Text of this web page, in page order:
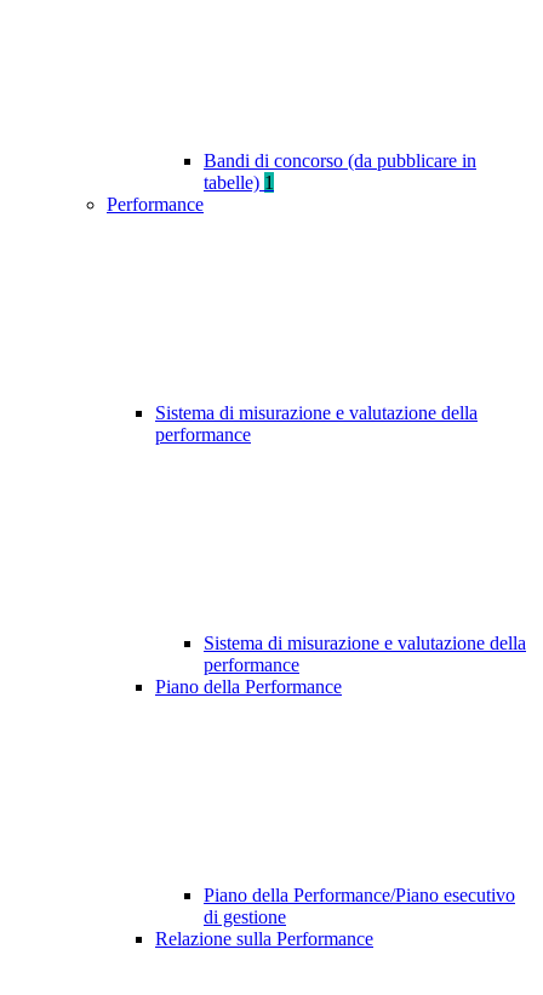
Bandi di concorso (da pubblicare in
tabelle) 1
Performance
Sistema di misurazione e valutazione della
performance
Sistema di misurazione e valutazione della
performance
Piano della Performance
Piano della Performance/Piano esecutivo
di gestione
Relazione sulla Performance